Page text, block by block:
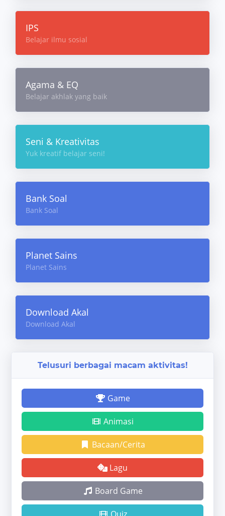
IPS
Belajar ilmu sosial
Agama & EQ
Belajar akhlak yang baik
Seni & Kreativitas
Yuk kreatif belajar seni!
Bank Soal
Bank Soal
Planet Sains
Planet Sains
Download Akal
Download Akal
Telusuri berbagai macam aktivitas!
Game
Animasi
Bacaan/Cerita
Lagu
Board Game